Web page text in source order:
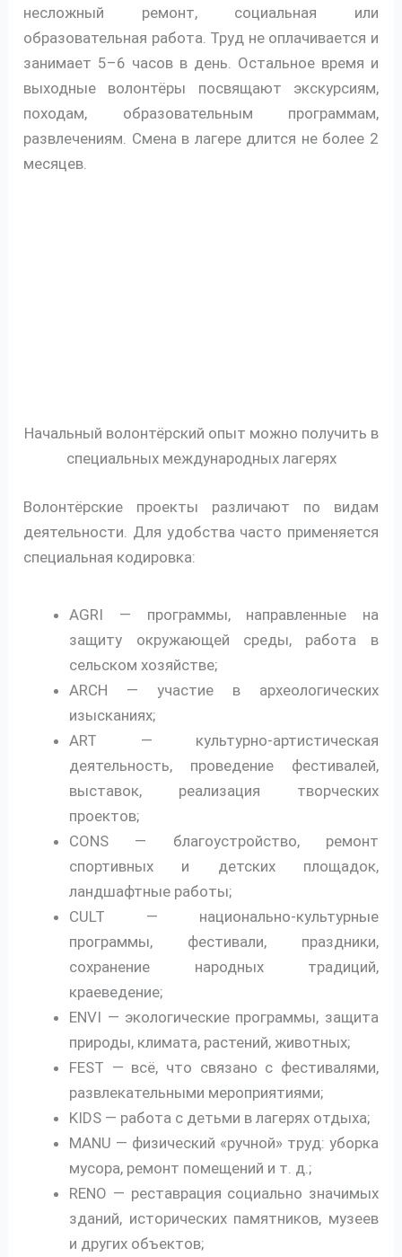
несложный ремонт, социальная или
образовательная работа. Труд не оплачивается и
занимает 5–6 часов в день. Остальное время и
выходные волонтёры посвящают экскурсиям,
походам, образовательным программам,
развлечениям. Смена в лагере длится не более 2
месяцев.
Начальный волонтёрский опыт можно получить в
специальных международных лагерях
Волонтёрские проекты различают по видам
деятельности. Для удобства часто применяется
специальная кодировка:
AGRI — программы, направленные на
защиту окружающей среды, работа в
сельском хозяйстве;
ARCH — участие в археологических
изысканиях;
ART — культурно-артистическая
деятельность, проведение фестивалей,
выставок, реализация творческих
проектов;
CONS — благоустройство, ремонт
спортивных и детских площадок,
ландшафтные работы;
CULT — национально-культурные
программы, фестивали, праздники,
сохранение народных традиций,
краеведение;
ENVI — экологические программы, защита
природы, климата, растений, животных;
FEST — всё, что связано с фестивалями,
развлекательными мероприятиями;
KIDS — работа с детьми в лагерях отдыха;
MANU — физический «ручной» труд: уборка
мусора, ремонт помещений и т. д.;
RENO — реставрация социально значимых
зданий, исторических памятников, музеев
и других объектов;